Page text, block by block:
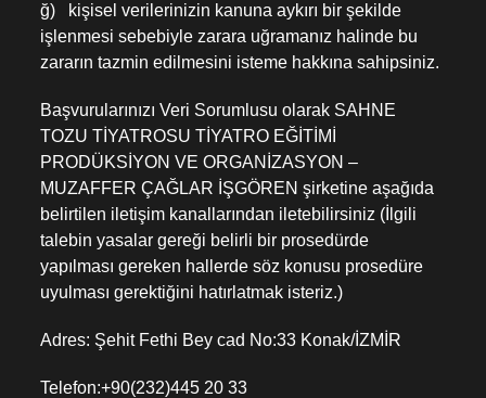
ğ) kişisel verilerinizin kanuna aykırı bir şekilde
işlenmesi sebebiyle zarara uğramanız halinde bu
zararın tazmin edilmesini isteme hakkına sahipsiniz.
Başvurularınızı Veri Sorumlusu olarak SAHNE
TOZU TİYATROSU TİYATRO EĞİTİMİ
PRODÜKSİYON VE ORGANİZASYON –
MUZAFFER ÇAĞLAR İŞGÖREN şirketine aşağıda
belirtilen iletişim kanallarından iletebilirsiniz (İlgili
talebin yasalar gereği belirli bir prosedürde
yapılması gereken hallerde söz konusu prosedüre
uyulması gerektiğini hatırlatmak isteriz.)
Adres: Şehit Fethi Bey cad No:33 Konak/İZMİR
Telefon:+90(232)445 20 33